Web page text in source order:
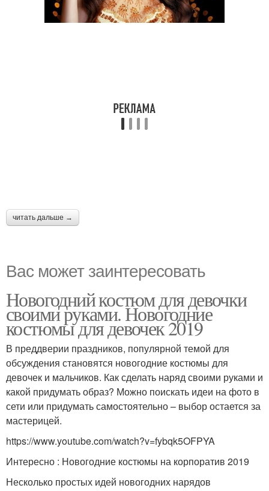
читать дальше →
Вас может заинтересовать
Новогодний костюм для девочки
своими руками. Новогодние
костюмы для девочек 2019
В преддверии праздников, популярной темой для
обсуждения становятся новогодние костюмы для
девочек и мальчиков. Как сделать наряд своими руками и
какой придумать образ? Можно поискать идеи на фото в
сети или придумать самостоятельно – выбор остается за
мастерицей.
https://www.youtube.com/watch?v=fybqk5OFPYA
Интересно : Новогодние костюмы на корпоратив 2019
Несколько простых идей новогодних нарядов